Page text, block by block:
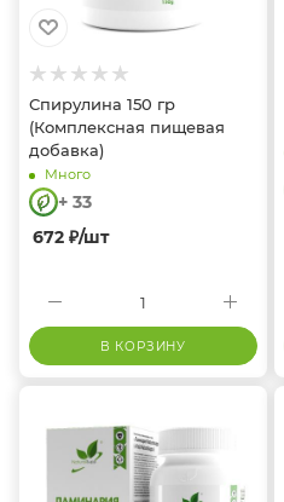
Спирулина 150 гр
(Комплексная пищевая
добавка)
Много
+ 33
672 ₽/шт
В КОРЗИНУ